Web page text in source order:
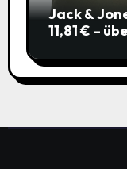
Jack &
11,81 € –